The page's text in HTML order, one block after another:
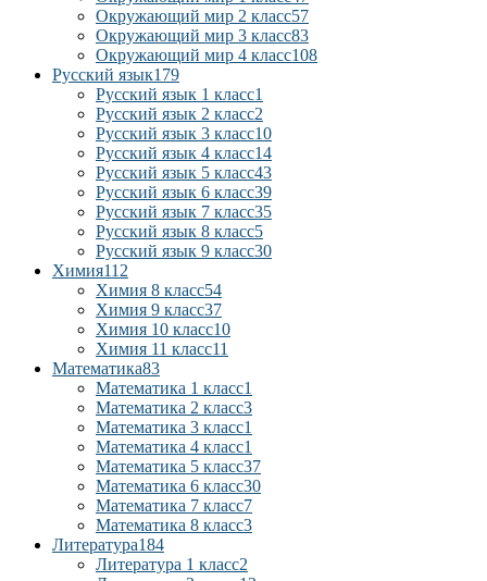
Окружающий мир 2 класс57
Окружающий мир 3 класс83
Окружающий мир 4 класс108
Русский язык179
Русский язык 1 класс1
Русский язык 2 класс2
Русский язык 3 класс10
Русский язык 4 класс14
Русский язык 5 класс43
Русский язык 6 класс39
Русский язык 7 класс35
Русский язык 8 класс5
Русский язык 9 класс30
Химия112
Химия 8 класс54
Химия 9 класс37
Химия 10 класс10
Химия 11 класс11
Математика83
Математика 1 класс1
Математика 2 класс3
Математика 3 класс1
Математика 4 класс1
Математика 5 класс37
Математика 6 класс30
Математика 7 класс7
Математика 8 класс3
Литература184
Литература 1 класс2